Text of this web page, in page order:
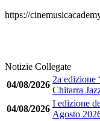
https://
Notizie Collegate
04/08/2026
2a edizione
Chitarra
04/08/2026
I edizione
Agosto